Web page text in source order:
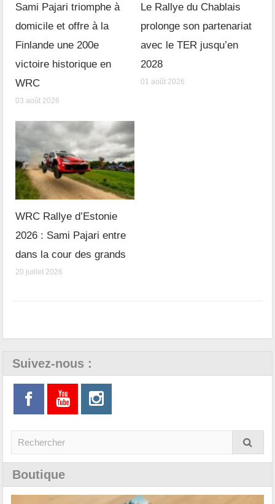
Sami Pajari triomphe à
domicile et offre à la
Finlande une 200e
victoire historique en
WRC
03 août 2026
Le Rallye du Chablais
prolonge son partenariat
avec le TER jusqu’en
2028
01 août 2026
WRC Rallye d’Estonie
2026 : Sami Pajari entre
dans la cour des grands
20 juillet 2026
Suivez-nous :
Boutique